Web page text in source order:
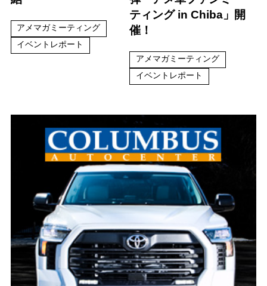
アメマガミーティング
イベントレポート
ティング in Chiba」開
催！
アメマガミーティング
イベントレポート